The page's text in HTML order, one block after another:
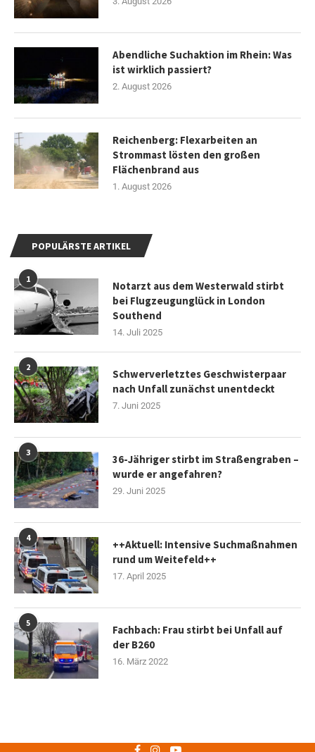
Abendliche Suchaktion im Rhein: Was
ist wirklich passiert?
2. August 2026
Reichenberg: Flexarbeiten an
Strommast lösten den großen
Flächenbrand aus
1. August 2026
POPULÄRSTE ARTIKEL
1
Notarzt aus dem Westerwald stirbt
bei Flugzeugunglück in London
Southend
14. Juli 2025
2
Schwerverletztes Geschwisterpaar
nach Unfall zunächst unentdeckt
7. Juni 2025
3
36-Jähriger stirbt im Straßengraben –
wurde er angefahren?
29. Juni 2025
4
++Aktuell: Intensive Suchmaßnahmen
rund um Weitefeld++
17. April 2025
5
Fachbach: Frau stirbt bei Unfall auf
der B260
16. März 2022